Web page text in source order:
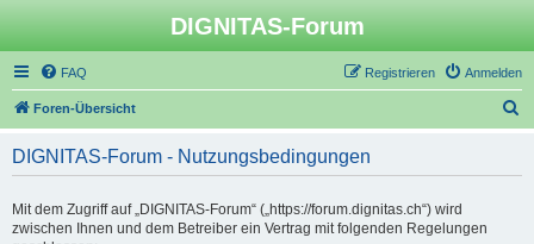
DIGNITAS-Forum
FAQ Anmelden
Registrieren
Foren-Übersicht
DIGNITAS-Forum - Nutzungsbedingungen
Mit dem Zugriff auf „DIGNITAS-Forum“ („https://forum.dignitas.ch“) wird
zwischen Ihnen und dem Betreiber ein Vertrag mit folgenden Regelungen